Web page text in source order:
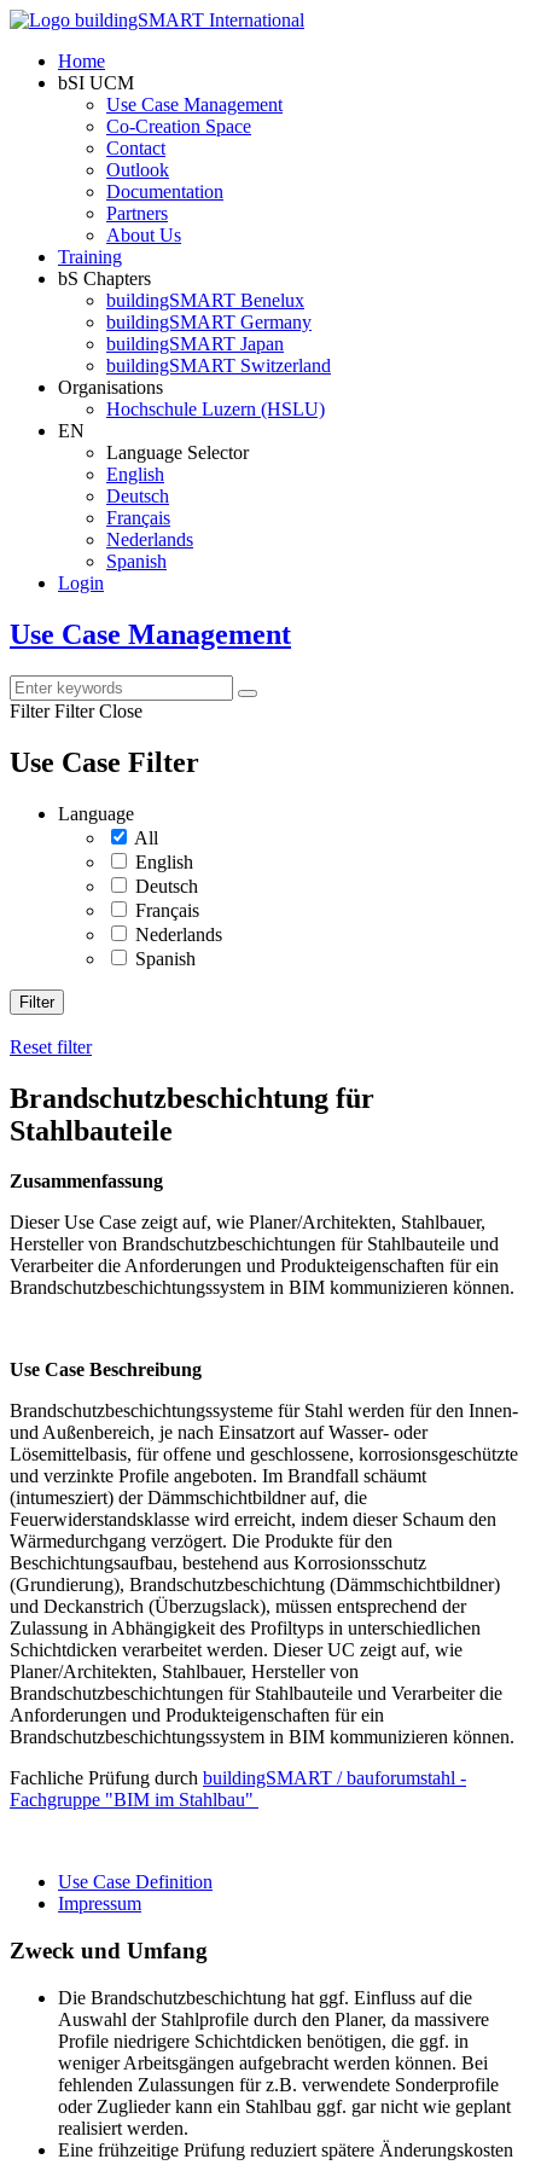
Home
bSI UCM
Use Case Management
Co-Creation Space
Contact
Outlook
Documentation
Partners
About Us
Training
bS Chapters
buildingSMART Benelux
buildingSMART Germany
buildingSMART Japan
buildingSMART Switzerland
Organisations
Hochschule Luzern (HSLU)
EN
Language Selector
English
Deutsch
Français
Nederlands
Spanish
Login
Use Case Management
Filter Filter Close
Use Case Filter
Language
All
English
Deutsch
Français
Nederlands
Spanish
Filter
Reset filter
Brandschutzbeschichtung für
Stahlbauteile
Zusammenfassung
Dieser Use Case zeigt auf, wie Planer/Architekten, Stahlbauer,
Hersteller von Brandschutzbeschichtungen für Stahlbauteile und
Verarbeiter die Anforderungen und Produkteigenschaften für ein
Brandschutzbeschichtungssystem in BIM kommunizieren können.
Use Case Beschreibung
Brandschutzbeschichtungssysteme für Stahl werden für den Innen-
und Außenbereich, je nach Einsatzort auf Wasser- oder
Lösemittelbasis, für offene und geschlossene, korrosionsgeschützte
und verzinkte Profile angeboten. Im Brandfall schäumt
(intumesziert) der Dämmschichtbildner auf, die
Feuerwiderstandsklasse wird erreicht, indem dieser Schaum den
Wärmedurchgang verzögert. Die Produkte für den
Beschichtungsaufbau, bestehend aus Korrosionsschutz
(Grundierung), Brandschutzbeschichtung (Dämmschichtbildner)
und Deckanstrich (Überzugslack), müssen entsprechend der
Zulassung in Abhängigkeit des Profiltyps in unterschiedlichen
Schichtdicken verarbeitet werden. Dieser UC zeigt auf, wie
Planer/Architekten, Stahlbauer, Hersteller von
Brandschutzbeschichtungen für Stahlbauteile und Verarbeiter die
Anforderungen und Produkteigenschaften für ein
Brandschutzbeschichtungssystem in BIM kommunizieren können.
Fachliche Prüfung durch buildingSMART / bauforumstahl -
Fachgruppe "BIM im Stahlbau"
Use Case Definition
Impressum
Zweck und Umfang
Die Brandschutzbeschichtung hat ggf. Einfluss auf die
Auswahl der Stahlprofile durch den Planer, da massivere
Profile niedrigere Schichtdicken benötigen, die ggf. in
weniger Arbeitsgängen aufgebracht werden können. Bei
fehlenden Zulassungen für z.B. verwendete Sonderprofile
oder Zuglieder kann ein Stahlbau ggf. gar nicht wie geplant
realisiert werden.
Eine frühzeitige Prüfung reduziert spätere Änderungskosten